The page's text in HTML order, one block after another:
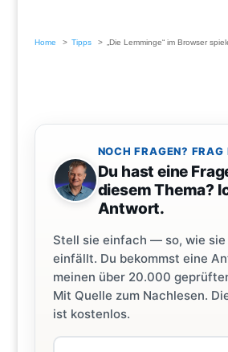
Home Tipps „Die Lemminge“ im Browser
NOCH FRAGEN? FRAG
Du hast eine
diesem Thema?
Antwort.
Stell sie einfach — so, wie sie
einfällt. Du bekommst eine
meinen über 20.000
Mit Quelle zum Nachlesen.
ist kostenlos.